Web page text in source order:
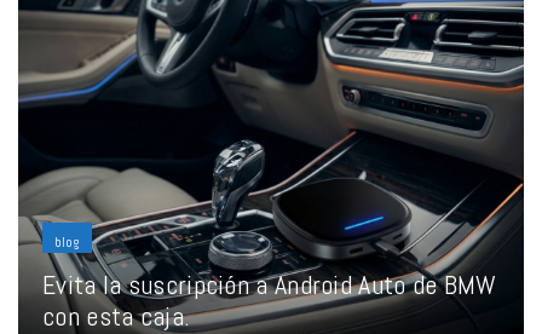
blog
Evita la suscripción a Android Auto de BMW
con esta caja.